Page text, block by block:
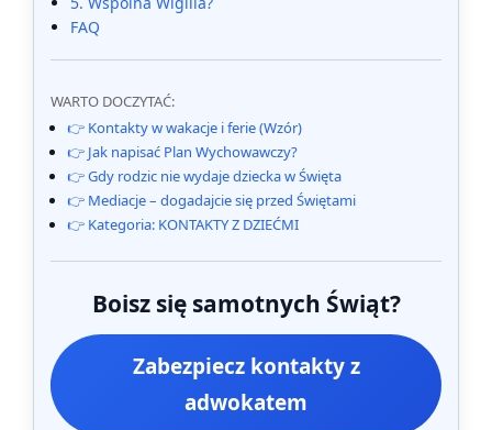
FAQ
WARTO DOCZYTAĆ:
👉 Kontakty w wakacje i ferie (Wzór)
👉 Jak napisać Plan Wychowawczy?
👉 Gdy rodzic nie wydaje dziecka w Święta
👉 Mediacje – dogadajcie się przed Świętami
👉 Kategoria: KONTAKTY Z DZIEĆMI
Boisz się samotnych Świąt?
Zabezpiecz kontakty z
adwokatem